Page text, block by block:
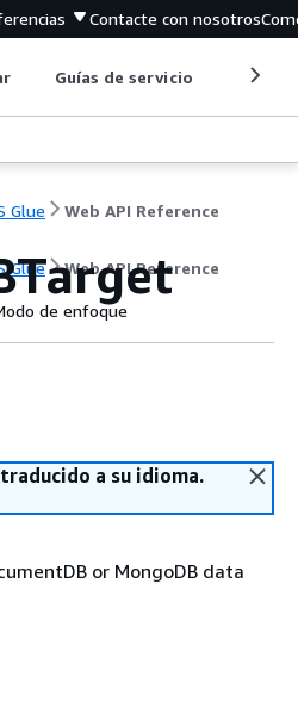
Contacte con nosotros
Guías de servicio
Glue Web API Reference
Glue Web API Reference
de enfoque
a su idioma.
or MongoDB data